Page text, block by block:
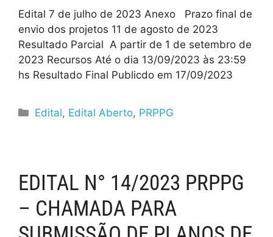
Edital 7 de julho de 2023 Anexo Prazo final de
envio dos projetos 11 de agosto de 2023
Resultado Parcial A partir de 1 de setembro de
2023 Recursos Até o dia 13/09/2023 às 23:59
hs Resultado Final Publicdo em 17/09/2023
Edital, Edital Aberto, PRPPG
EDITAL N° 14/2023 PRPPG
– CHAMADA PARA